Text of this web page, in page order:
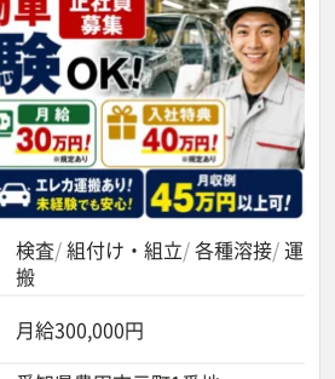
検査 組付け・組立 各種溶接 運
搬
月給300,000円